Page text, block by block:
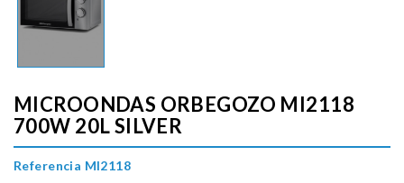
MICROONDAS ORBEGOZO MI2118
700W 20L SILVER
Referencia MI2118